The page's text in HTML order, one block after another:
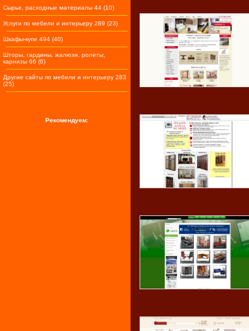
Сырье, расходные материалы 44 (10)
Услуги по мебели и интерьеру 289 (23)
Шкафы-купе 494 (40)
Шторы, гардины, жалюзи, ролеты,
карнизы 66 (6)
Другие сайты по мебели и интерьеру 283
(25)
Рекомендуем: